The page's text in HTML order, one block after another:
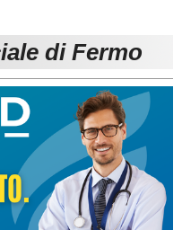
Carica la tua Rosa
di Fermo